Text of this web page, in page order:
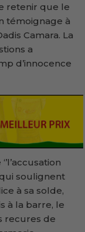
retenir que le
témoignage à
Camara. La
a
d’innocence
soulignent
à sa solde,
à la barre, le
recures de